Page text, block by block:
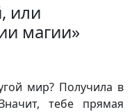
или
магии»
мир? Получила в
тебе прямая